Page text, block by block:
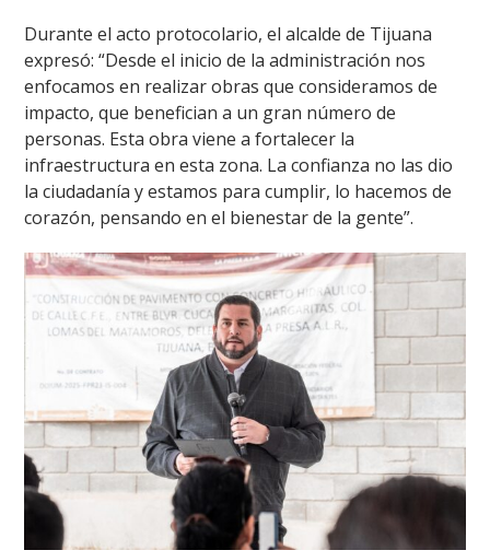
Durante el acto protocolario, el alcalde de Tijuana
expresó: “Desde el inicio de la administración nos
enfocamos en realizar obras que consideramos de
impacto, que benefician a un gran número de
personas. Esta obra viene a fortalecer la
infraestructura en esta zona. La confianza no las dio
la ciudadanía y estamos para cumplir, lo hacemos de
corazón, pensando en el bienestar de la gente”.